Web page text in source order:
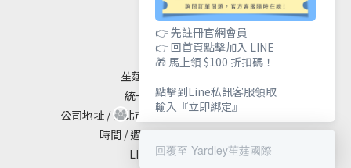
聯絡我們
苼莛國際生技有限公司
統一編號 / 90615838
公司地址 / 台北市大安區敦化南路二段65號19樓
時間 / 週一至週五 10:00 - 18:00
LINE@ / @yardley
👉 先註冊官網會員
👉 回首頁點擊加入 LINE
🎁 馬上領 $100 折扣碼！
點擊到Line私訊客服領取
輸入『立即綁定』
回覆至 Yardley苼莛國際